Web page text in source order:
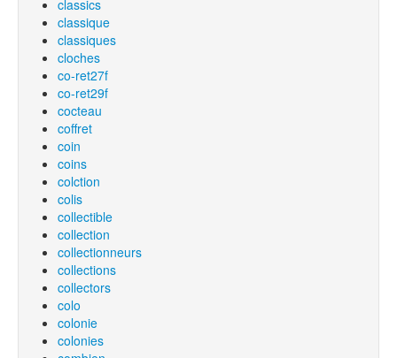
classics
classique
classiques
cloches
co-ret27f
co-ret29f
cocteau
coffret
coin
coins
colction
colis
collectible
collection
collectionneurs
collections
collectors
colo
colonie
colonies